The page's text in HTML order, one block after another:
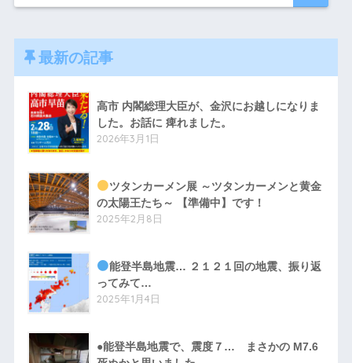
最新の記事
高市 内閣総理大臣が、金沢にお越しになりま
した。お話に 痺れました。
2026年3月1日
ツタンカーメン展 ～ツタンカーメンと黄金
の太陽王たち～ 【準備中】です！
2025年2月8日
能登半島地震… ２１２１回の地震、振り返
ってみて…
2025年1月4日
●能登半島地震で、震度７… まさかの M7.6